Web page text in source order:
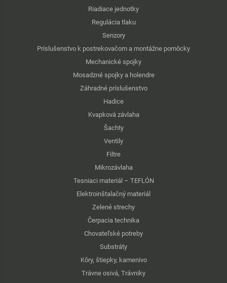
Riadiace jednotky
Regulácia tlaku
Senzory
Príslušenstvo k postrekovačom a montážne pomôcky
Mechanické spojky
Mosadzné spojky a holendre
Záhradné príslušenstvo
Hadice
Kvapková závlaha
Šachty
Ventily
Filtre
Mikrozávlaha
Tesniaci materiál – TEFLÓN
Elektroinštalačný materiál
Zelené strechy
Čerpacia technika
Chovateľské potreby
Substráty
Kôry, štiepky, kamenivo
Trávne osivá, Trávniky